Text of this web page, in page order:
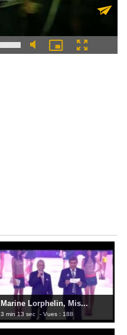
Marine Lorphelin, Mis...
3 min 13 sec - Vues : 188